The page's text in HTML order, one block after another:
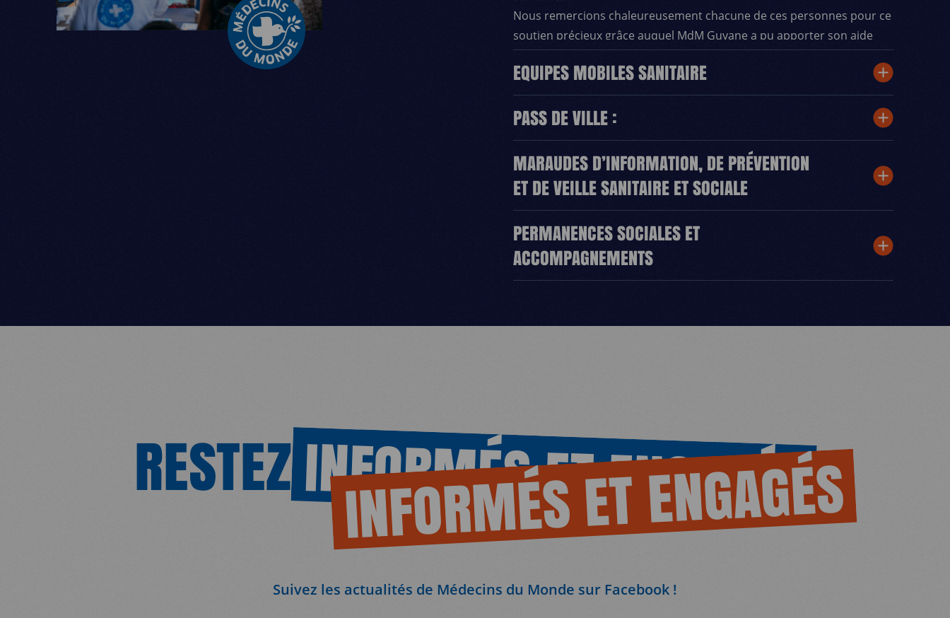
Nous remercions chaleureusement chacune de ces personnes pour ce
soutien précieux grâce auquel MdM Guyane a pu apporter son aide
aux populations vulnérables affectées par la crise sanitaire.
EQUIPES MOBILES SANITAIRE
PASS DE VILLE :
MARAUDES D’INFORMATION, DE PRÉVENTION
ET DE VEILLE SANITAIRE ET SOCIALE
PERMANENCES SOCIALES ET
ACCOMPAGNEMENTS
RESTEZINFORMÉS ET ENGAGÉS
INFORMÉS ET ENGAGÉS
Suivez les actualités de Médecins du Monde sur Facebook !